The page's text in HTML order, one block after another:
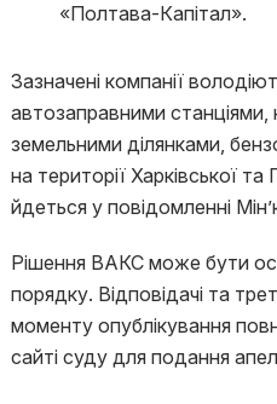
«Полтава-Капітал».
Зазначені компанії
автозаправними
земельними ділянками,
на території Харківської
йдеться у повідомленні
Рішення ВАКС може бути
порядку. Відповідачі та
моменту опублікування
сайті суду для подання